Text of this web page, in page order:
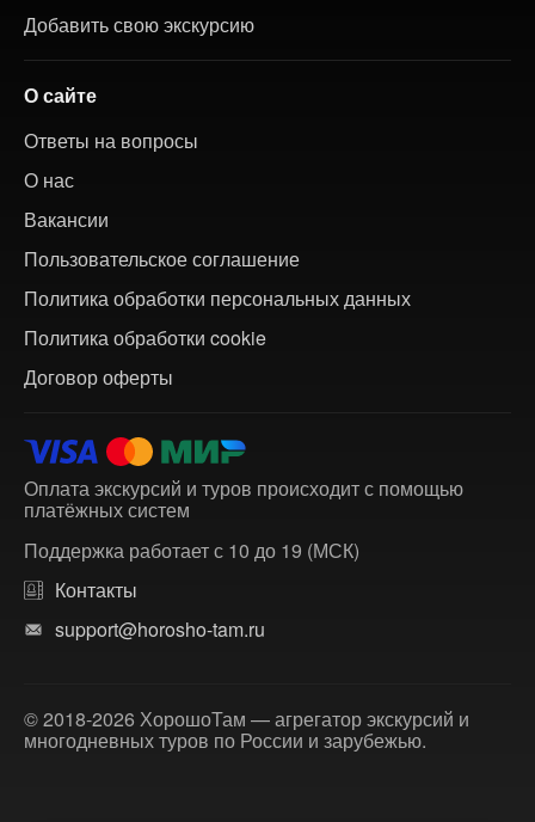
Добавить свою экскурсию
О сайте
Ответы на вопросы
О нас
Вакансии
Пользовательское соглашение
Политика обработки персональных данных
Политика обработки cookie
Договор оферты
Оплата экскурсий и туров происходит с помощью
платёжных систем
Поддержка работает с 10 до 19 (МСК)
Контакты
support@horosho-tam.ru
© 2018-2026 ХорошоТам — агрегатор экскурсий и
многодневных туров по России и зарубежью.